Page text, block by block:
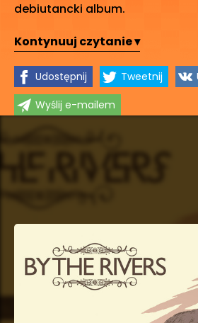
debiutancki album.
Kontynuuj czytanie ▾
Udostępnij Tweetnij
Wyślij e-mailem